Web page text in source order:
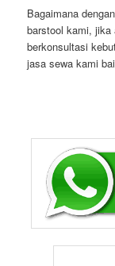
Bagaimana
barstool kami, jika
berkonsultasi
jasa sewa kami